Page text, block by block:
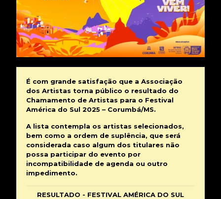
É com grande satisfação que a Associação
dos Artistas torna público o resultado do
Chamamento de Artistas para o Festival
América do Sul 2025 – Corumbá/MS.
A lista contempla os artistas selecionados,
bem como a ordem de suplência, que será
considerada caso algum dos titulares não
possa participar do evento por
incompatibilidade de agenda ou outro
impedimento.
RESULTADO - FESTIVAL AMÉRICA DO SUL